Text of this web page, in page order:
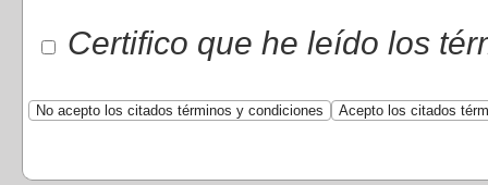
Certifico que he leído los